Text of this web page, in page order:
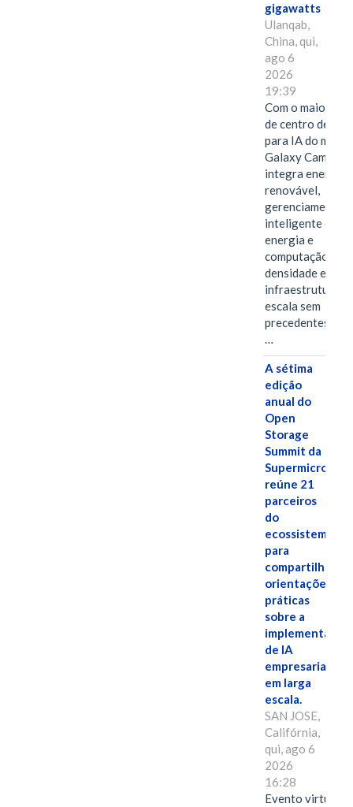
gigawatts
Ulanqab,
China, qui,
ago 6
2026
19:39
Com o maior
de centro de
para IA do
Galaxy Campus
integra energia
renovável,
gerenciamento
inteligente de
energia e
computação de
densidade em
infraestrutura
escala sem
…
A sétima
edição
anual do
Open
Storage
Summit da
Supermicro
reúne 21
parceiros
do
ecossistema
para
compartilhar
orientações
práticas
sobre a
implementação
de IA
empresarial
em larga
escala.
SAN JOSE,
Califórnia,
qui, ago 6
2026
16:28
Evento virtual